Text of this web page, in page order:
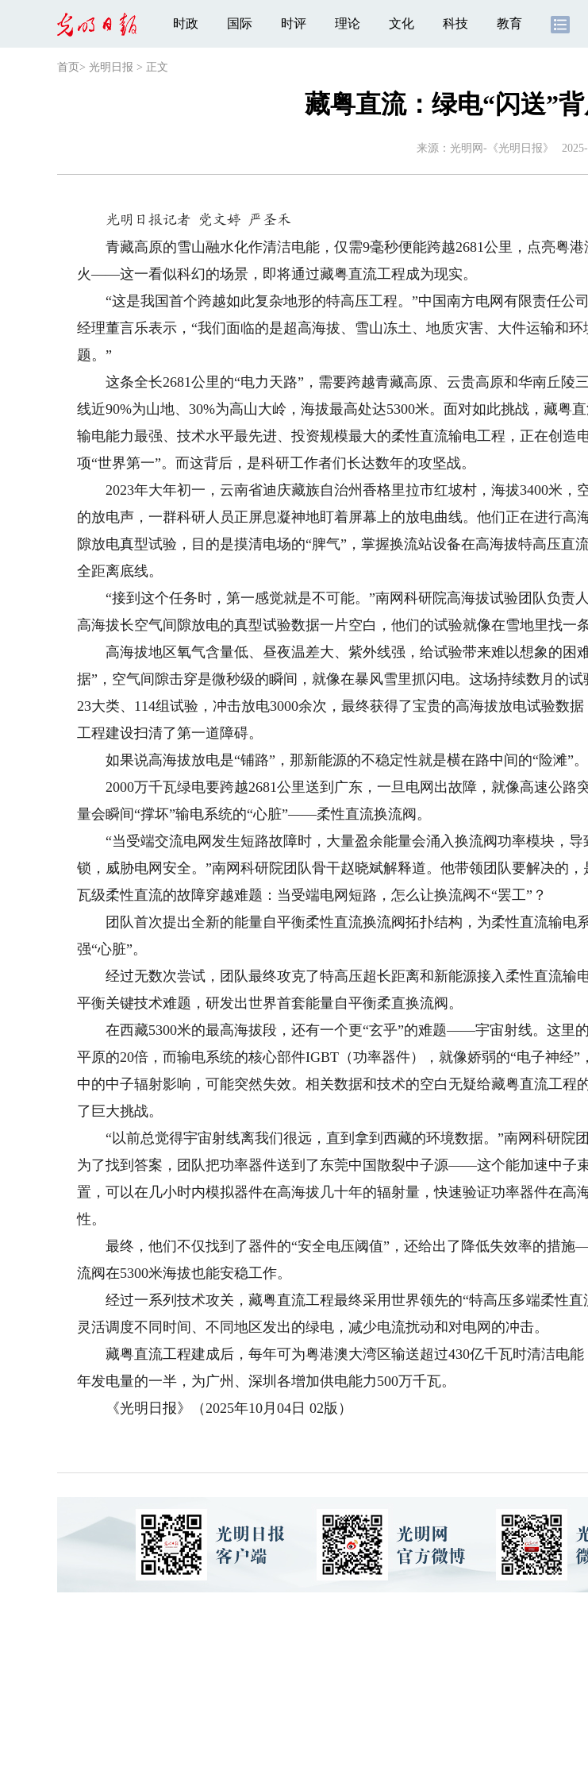
时政 国际 时评 理论 文化 科技 教育
首页 > 光明日报 > 正文
藏粤直流：绿电“闪送”
来源： 光明网-《光明日报》
光明日报记者 党文婷 严圣禾
青藏高原的雪山融水化作清洁电能，仅需9毫秒便能跨越2681公里，点亮粤港
火——这一看似科幻的场景，即将通过藏粤直流工程成为现实。
“这是我国首个跨越如此复杂地形的特高压工程。”中国南方电网有限责任公
经理董言乐表示，“我们面临的是超高海拔、雪山冻土、地质灾害、大件运输和
题。”
这条全长2681公里的“电力天路”，需要跨越青藏高原、云贵高原和华南丘陵
线近90%为山地、30%为高山大岭，海拔最高处达5300米。面对如此挑战，藏粤
输电能力最强、技术水平最先进、投资规模最大的柔性直流输电工程，正在创造
项“世界第一”。而这背后，是科研工作者们长达数年的攻坚战。
2023年大年初一，云南省迪庆藏族自治州香格里拉市红坡村，海拔3400米，
的放电声，一群科研人员正屏息凝神地盯着屏幕上的放电曲线。他们正在进行高
隙放电真型试验，目的是摸清电场的“脾气”，掌握换流站设备在高海拔特高压直
全距离底线。
“接到这个任务时，第一感觉就是不可能。”南网科研院高海拔试验团队负责
高海拔长空气间隙放电的真型试验数据一片空白，他们的试验就像在雪地里找一
高海拔地区氧气含量低、昼夜温差大、紫外线强，给试验带来难以想象的困
据”，空气间隙击穿是微秒级的瞬间，就像在暴风雪里抓闪电。这场持续数月的
23大类、114组试验，冲击放电3000余次，最终获得了宝贵的高海拔放电试验数
工程建设扫清了第一道障碍。
如果说高海拔放电是“铺路”，那新能源的不稳定性就是横在路中间的“险滩”。
2000万千瓦绿电要跨越2681公里送到广东，一旦电网出故障，就像高速公路
量会瞬间“撑坏”输电系统的“心脏”——柔性直流换流阀。
“当受端交流电网发生短路故障时，大量盈余能量会涌入换流阀功率模块，导
锁，威胁电网安全。”南网科研院团队骨干赵晓斌解释道。他带领团队要解决的
瓦级柔性直流的故障穿越难题：当受端电网短路，怎么让换流阀不“罢工”？
团队首次提出全新的能量自平衡柔性直流换流阀拓扑结构，为柔性直流输电
强“心脏”。
经过无数次尝试，团队最终攻克了特高压超长距离和新能源接入柔性直流输
平衡关键技术难题，研发出世界首套能量自平衡柔直换流阀。
在西藏5300米的最高海拔段，还有一个更“玄乎”的难题——宇宙射线。这里
平原的20倍，而输电系统的核心部件IGBT（功率器件），就像娇弱的“电子神经”
中的中子辐射影响，可能突然失效。相关数据和技术的空白无疑给藏粤直流工程
了巨大挑战。
“以前总觉得宇宙射线离我们很远，直到拿到西藏的环境数据。”南网科研院团
为了找到答案，团队把功率器件送到了东莞中国散裂中子源——这个能加速中子
置，可以在几小时内模拟器件在高海拔几十年的辐射量，快速验证功率器件在高
性。
最终，他们不仅找到了器件的“安全电压阈值”，还给出了降低失效率的措施
流阀在5300米海拔也能安稳工作。
经过一系列技术攻关，藏粤直流工程最终采用世界领先的“特高压多端柔性直
灵活调度不同时间、不同地区发出的绿电，减少电流扰动和对电网的冲击。
藏粤直流工程建成后，每年可为粤港澳大湾区输送超过430亿千瓦时清洁电能
年发电量的一半，为广州、深圳各增加供电能力500万千瓦。
《光明日报》（2025年10月04日 02版）